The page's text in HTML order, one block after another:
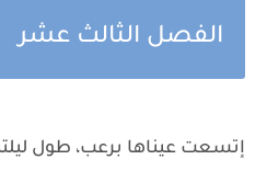
الفصل الثالث عشر
إتسعت عيناها برعب، طول